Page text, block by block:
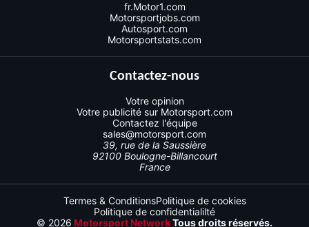
fr.Motor1.com
Motorsportjobs.com
Autosport.com
Motorsportstats.com
Contactez-nous
Votre opinion
Votre publicité sur Motorsport.com
Contactez l'équipe
sales@motorsport.com
39, rue de la Saussière
92100 Boulogne-Billancourt
France
© 2026 Motorsport NetworkTous droits réservés.
Termes & ConditionsPolitique de cookies
Politique de confidentialilté